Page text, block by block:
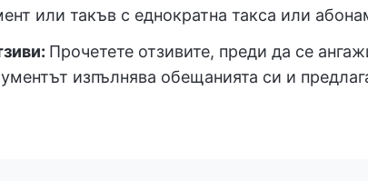
или такъв с еднократна такса или
Прочетете отзивите, преди да се
изпълнява обещанията си и